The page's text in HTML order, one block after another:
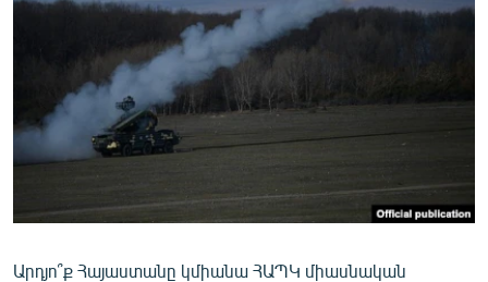
ՄԻՋԱԶԳԱՅԻՆ
ՄՇԱԿՈՒՅԹ
ՍՊՈՐՏ
ՏՏ ԵՒ ԻՆՏԵՐՆԵՏ
ԿՈՐՈՆԱՎԻՐՈՒՍ
Արդյո՞ք Հայաստանը կմիանա ՀԱՊԿ միասնական